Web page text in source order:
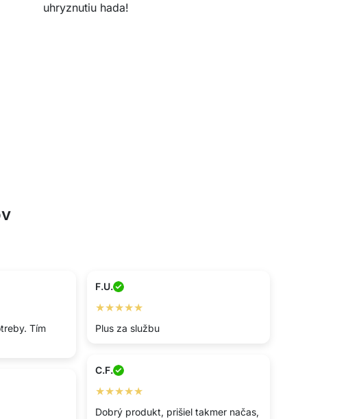
uhryznutiu hada!
Tím
F.U.
★★★★★
Plus za službu
C.F.
★★★★★
Dobrý produkt, prišiel takmer načas,